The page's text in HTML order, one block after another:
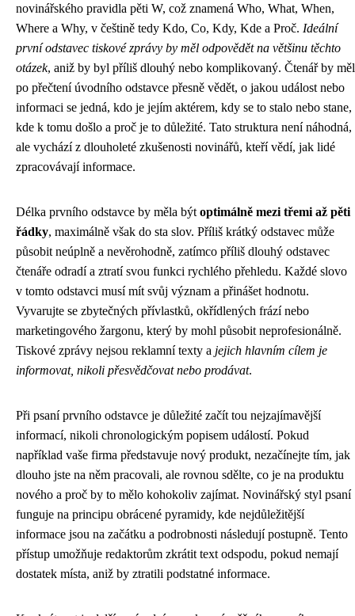
novinářského pravidla pěti W, což znamená Who, What, When,
Where a Why, v češtině tedy Kdo, Co, Kdy, Kde a Proč. Ideální
první odstavec tiskové zprávy by měl odpovědět na většinu těchto
otázek, aniž by byl příliš dlouhý nebo komplikovaný. Čtenář by měl
po přečtení úvodního odstavce přesně vědět, o jakou událost nebo
informaci se jedná, kdo je jejím aktérem, kdy se to stalo nebo stane,
kde k tomu došlo a proč je to důležité. Tato struktura není náhodná,
ale vychází z dlouholeté zkušenosti novinářů, kteří vědí, jak lidé
zpracovávají informace.
Délka prvního odstavce by měla být optimálně mezi třemi až pěti
řádky, maximálně však do sta slov. Příliš krátký odstavec může
působit neúplně a nevěrohodně, zatímco příliš dlouhý odstavec
čtenáře odradí a ztratí svou funkci rychlého přehledu. Každé slovo
v tomto odstavci musí mít svůj význam a přinášet hodnotu.
Vyvarujte se zbytečných přívlastků, okřídlených frází nebo
marketingového žargonu, který by mohl působit neprofesionálně.
Tiskové zprávy nejsou reklamní texty a jejich hlavním cílem je
informovat, nikoli přesvědčovat nebo prodávat.
Při psaní prvního odstavce je důležité začít tou nejzajímavější
informací, nikoli chronologickým popisem událostí. Pokud
například vaše firma představuje nový produkt, nezačínejte tím, jak
dlouho jste na něm pracovali, ale rovnou sdělte, co je na produktu
nového a proč by to mělo kohokoliv zajímat. Novinářský styl psaní
funguje na principu obrácené pyramidy, kde nejdůležitější
informace jsou na začátku a podrobnosti následují postupně. Tento
přístup umožňuje redaktorům zkrátit text odspodu, pokud nemají
dostatek místa, aniž by ztratili podstatné informace.